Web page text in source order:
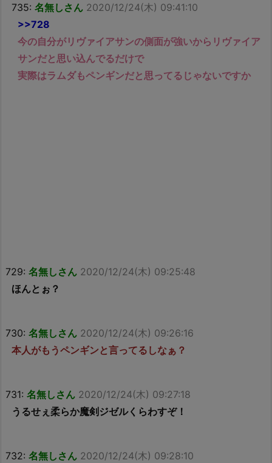
735: 名無しさん 2020/12/24(木) 09:41:10
>>728
今の自分がリヴァイアサンの側面が強いからリヴァイア
サンだと思い込んでるだけで
実際はラムダもペンギンだと思ってるじゃないですか
729: 名無しさん 2020/12/24(木) 09:25:48
ほんとぉ？
730: 名無しさん 2020/12/24(木) 09:26:16
本人がもうペンギンと言ってるしなぁ？
731: 名無しさん 2020/12/24(木) 09:27:18
うるせぇ柔らか魔剣ジゼルくらわすぞ！
732: 名無しさん 2020/12/24(木) 09:28:10